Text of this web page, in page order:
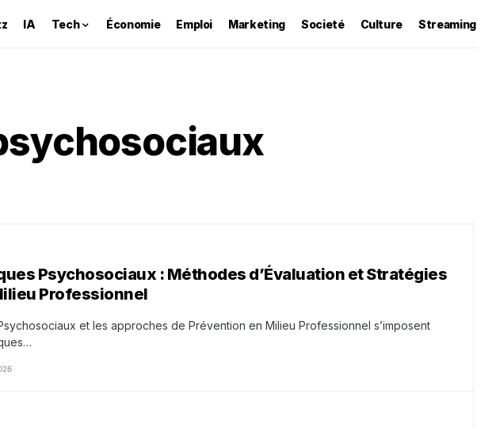
IA Tech Économie Emploi Marketing Societé Culture Streaming
Psychosociaux : Méthodes d’Évaluation et Stratégies
Professionnel
et les approches de Prévention en Milieu Professionnel s’imposent